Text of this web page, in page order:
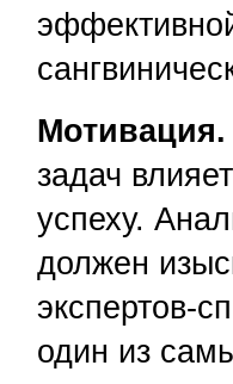
Мотивация.
задач
успеху.
должен
экспертов-
один из